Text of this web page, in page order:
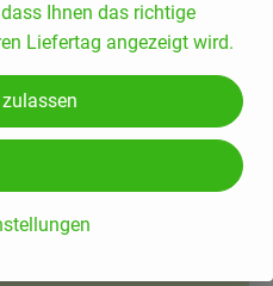
Fe To Natur 200g
Artikelanzahl
Ihnen das richtige
Liefertag angezeigt wird.